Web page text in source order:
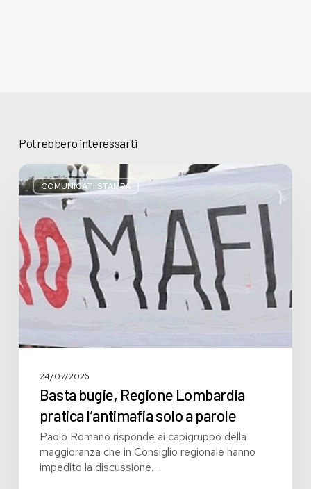
Potrebbero interessarti
COMUNICATI STAMPA
Basta
bugie,
Regione
Lombardia
pratica
l’antimafia
solo
a
parole
24/07/2026
Basta bugie, Regione Lombardia
pratica l’antimafia solo a parole
Paolo Romano risponde ai capigruppo della
maggioranza che in Consiglio regionale hanno
impedito la discussione…